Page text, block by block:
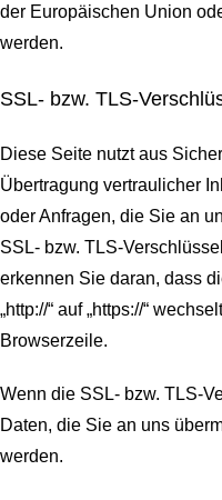
der Europäischen Union
werden.
SSL- bzw. TLS-
Diese Seite nutzt aus
Übertragung vertraulicher
oder Anfragen, die Sie an
SSL- bzw. TLS-
erkennen Sie daran, dass
„http://“ auf „https://“
Browserzeile.
Wenn die SSL- bzw. TLS-
Daten, die Sie an uns
werden.